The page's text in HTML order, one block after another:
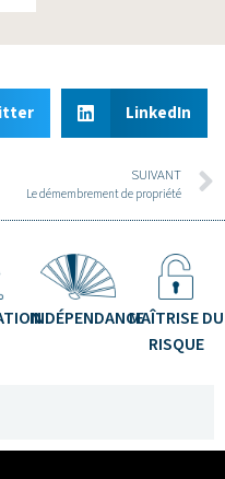
LinkedIn
SUIVANT
Le démembrement de propriété
INDÉPENDANCEMAÎTRISE DU
RISQUE